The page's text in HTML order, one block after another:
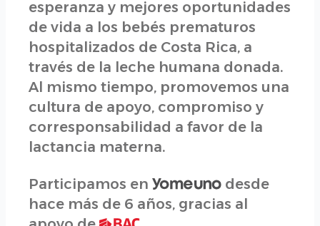
esperanza y mejores oportunidades
de vida a los bebés prematuros
hospitalizados de Costa Rica, a
través de la leche humana donada.
Al mismo tiempo, promovemos una
cultura de apoyo, compromiso y
corresponsabilidad a favor de la
lactancia materna.
Participamos en
desde
hace más de 6 años, gracias al